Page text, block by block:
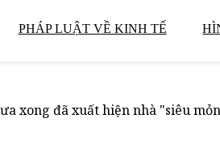
PHÁP LUẬT VỀ KINH TẾ
xong đã xuất hiện nhà "siêu